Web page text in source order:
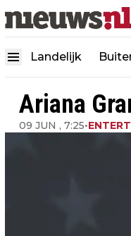
Landelijk
Ariana
09 JUN , 7:25•